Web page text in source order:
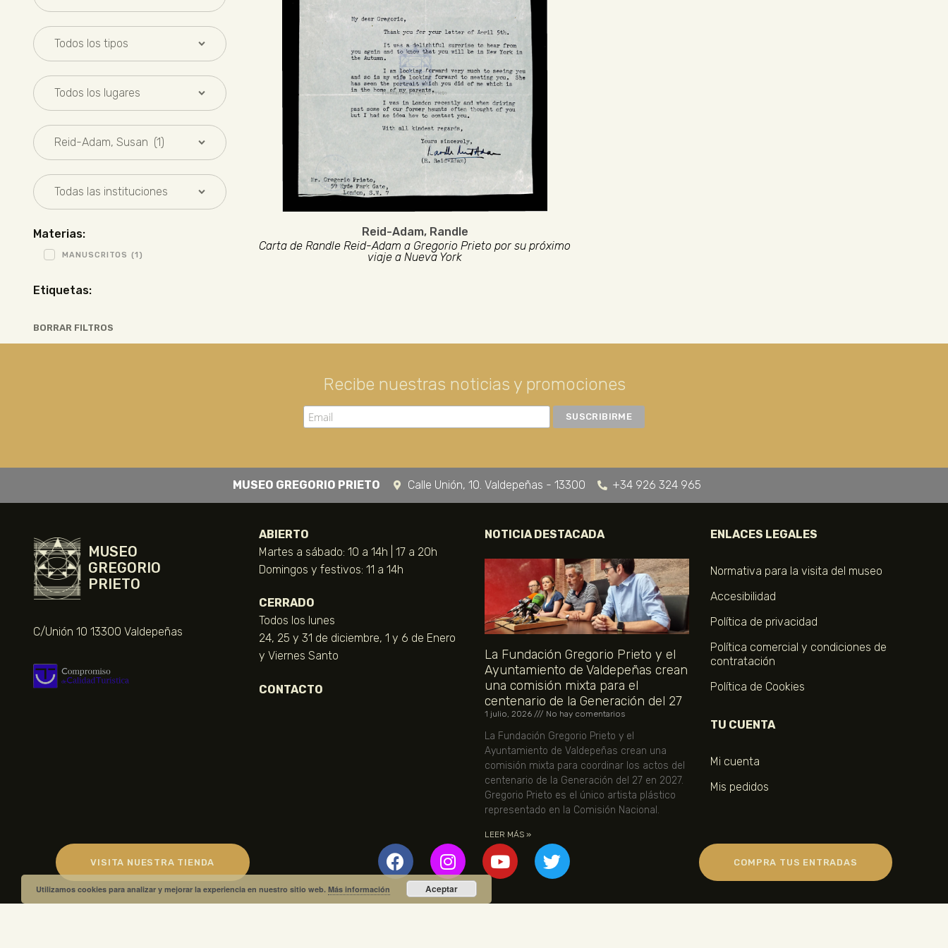
Materias:
MANUSCRITOS (1)
Etiquetas:
BORRAR FILTROS
Reid-Adam, Randle
Carta de Randle Reid-Adam a Gregorio Prieto por su próximo
viaje a Nueva York
Recibe nuestras noticias y promociones
MUSEO GREGORIO PRIETO Calle Unión, 10. Valdepeñas - 13300 +34 926 324 965
MUSEO
GREGORIO
PRIETO
C/Unión 10 13300 Valdepeñas
ABIERTO
Martes a sábado: 10 a 14h | 17 a 20h
Domingos y festivos: 11 a 14h
CERRADO
Todos los lunes
24, 25 y 31 de diciembre, 1 y 6 de Enero
y Viernes Santo
CONTACTO
NOTICIA DESTACADA
La Fundación Gregorio Prieto y el
Ayuntamiento de Valdepeñas crean
una comisión mixta para el
centenario de la Generación del 27
1 julio, 2026 No hay comentarios
La Fundación Gregorio Prieto y el
Ayuntamiento de Valdepeñas crean una
comisión mixta para coordinar los actos del
centenario de la Generación del 27 en 2027.
Gregorio Prieto es el único artista plástico
representado en la Comisión Nacional.
LEER MÁS »
ENLACES LEGALES
Normativa para la visita del museo
Accesibilidad
Política de privacidad
Política comercial y condiciones de
contratación
Política de Cookies
TU CUENTA
Mi cuenta
Mis pedidos
VISITA NUESTRA TIENDA COMPRA TUS ENTRADAS
Utilizamos cookies para analizar y mejorar la experiencia en nuestro sitio web. Más información Aceptar